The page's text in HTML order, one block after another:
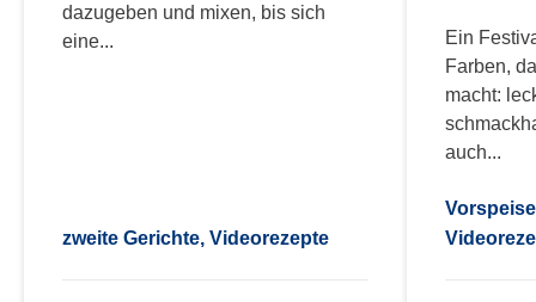
dazugeben und mixen, bis sich
eine...
zweite Gerichte, Videorezepte
Ein
Farben,
macht:
auch...